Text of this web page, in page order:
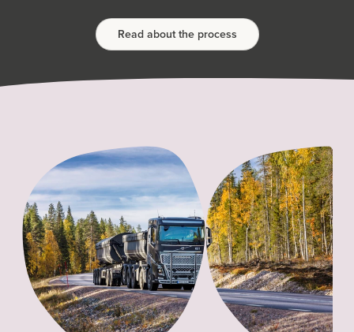
Read about the process